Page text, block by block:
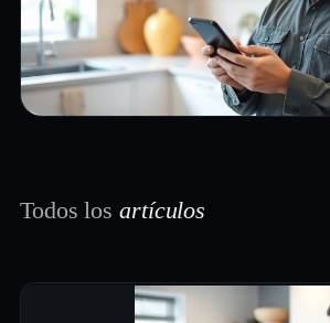
Todos los artículos